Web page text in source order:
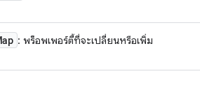
: พร็อพเพอร์ตี้ที่จะเปลี่ยนหรือเพิ่ม